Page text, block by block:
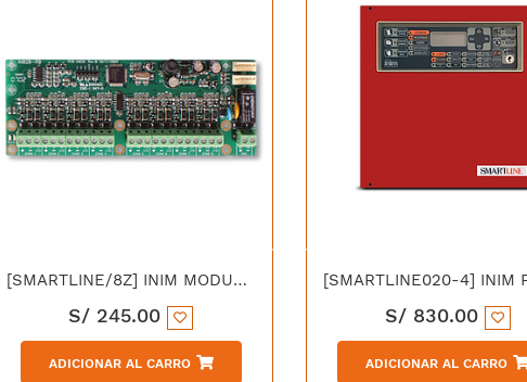
[SMARTLINE/8Z] INIM MODULO DE EXPANSION DE 8 ZONAS Y SALIDA NAC - CERTIFICACION EN54
S/ 245.00
ADICIONAR AL CARRO
S/ 830.00
ADICIONAR AL CARRO